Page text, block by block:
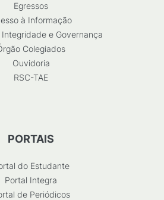
Egressos
à Informação
e Governança
Colegiados
Ouvidoria
RSC-TAE
PORTAIS
do Estudante
Portal Integra
de Periódicos